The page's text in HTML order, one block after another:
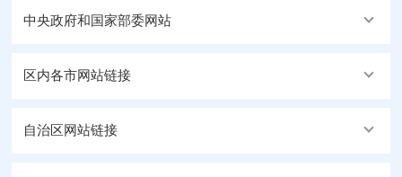
中央政府和国家部委网站
区内各市网站链接
自治区网站链接